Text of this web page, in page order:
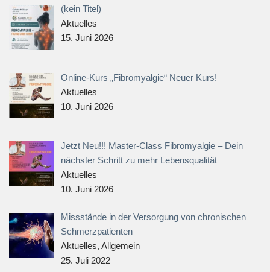
(kein Titel)
Aktuelles
15. Juni 2026
Online-Kurs „Fibromyalgie“ Neuer Kurs!
Aktuelles
10. Juni 2026
Jetzt Neu!!! Master-Class Fibromyalgie – Dein
nächster Schritt zu mehr Lebensqualität
Aktuelles
10. Juni 2026
Missstände in der Versorgung von chronischen
Schmerzpatienten
Aktuelles, Allgemein
25. Juli 2022